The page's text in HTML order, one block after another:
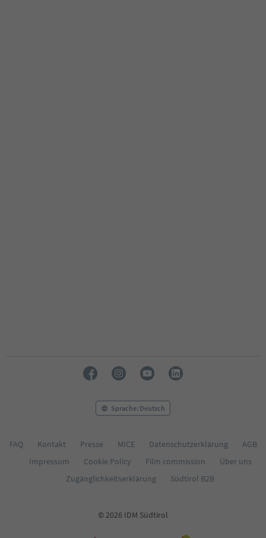
Sprache: Deutsch
FAQ Kontakt Presse MICE Datenschutzerklärung
AGB
Impressum
Cookie Policy Film commission
Über uns
Zugänglichkeitserklärung
Südtirol B2B
© 2026 IDM Südtirol